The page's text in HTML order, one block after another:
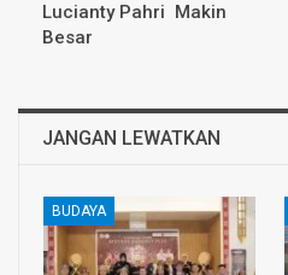
Lucianty Pahri Makin
Besar
JANGAN LEWATKAN
BUDAYA